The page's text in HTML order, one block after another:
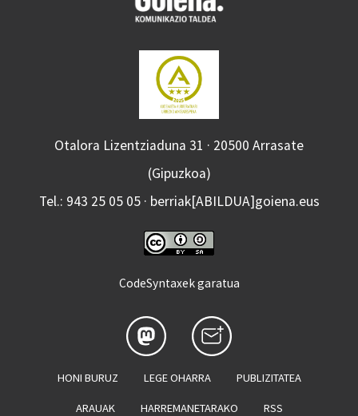
Otalora Lizentziaduna 31 · 20500 Arrasate
(Gipuzkoa)
Tel.: 943 25 05 05 · berriak[ABILDUA]goiena.eus
CodeSyntaxek garatua
HONI BURUZ LEGE OHARRA PUBLIZITATEA
ARAUAK HARREMANETARAKO RSS